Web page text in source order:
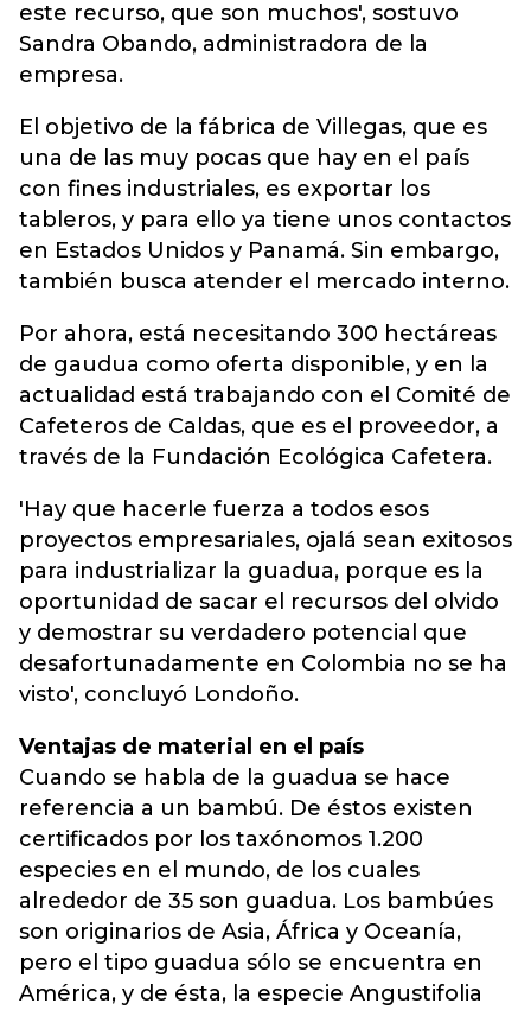
este recurso, que son muchos', sostuvo
Sandra Obando, administradora de la
empresa.
El objetivo de la fábrica de Villegas, que es
una de las muy pocas que hay en el país
con fines industriales, es exportar los
tableros, y para ello ya tiene unos contactos
en Estados Unidos y Panamá. Sin embargo,
también busca atender el mercado interno.
Por ahora, está necesitando 300 hectáreas
de gaudua como oferta disponible, y en la
actualidad está trabajando con el Comité de
Cafeteros de Caldas, que es el proveedor, a
través de la Fundación Ecológica Cafetera.
'Hay que hacerle fuerza a todos esos
proyectos empresariales, ojalá sean exitosos
para industrializar la guadua, porque es la
oportunidad de sacar el recursos del olvido
y demostrar su verdadero potencial que
desafortunadamente en Colombia no se ha
visto', concluyó Londoño.
Ventajas de material en el país
Cuando se habla de la guadua se hace
referencia a un bambú. De éstos existen
certificados por los taxónomos 1.200
especies en el mundo, de los cuales
alrededor de 35 son guadua. Los bambúes
son originarios de Asia, África y Oceanía,
pero el tipo guadua sólo se encuentra en
América, y de ésta, la especie Angustifolia